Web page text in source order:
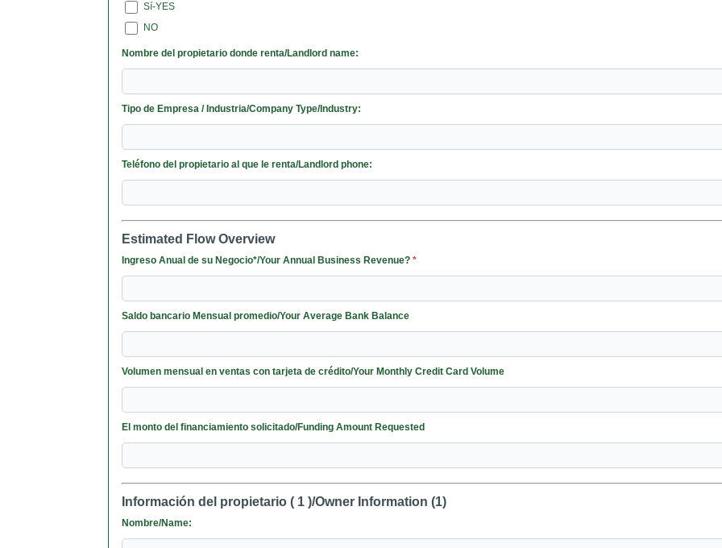
Sí-YES
NO
Nombre del propietario donde renta/Landlord name:
Tipo de Empresa / Industria/Company Type/Industry:
Teléfono del propietario al que le renta/Landlord phone:
Estimated Flow Overview
Ingreso Anual de su Negocio*/Your Annual Business Revenue?*
Saldo bancario Mensual promedio/Your Average Bank Balance
Volumen mensual en ventas con tarjeta de crédito/Your Monthly Credit Card Volume
El monto del financiamiento solicitado/Funding Amount Requested
Información del propietario ( 1 )/Owner Information (1)
Nombre/Name: